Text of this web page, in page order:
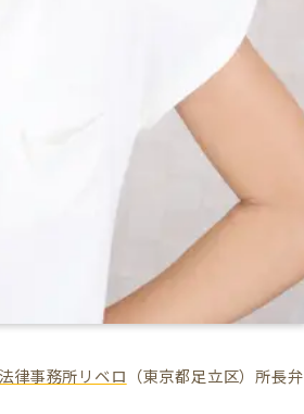
法律事務所リベロ （東京都足立区）所長弁